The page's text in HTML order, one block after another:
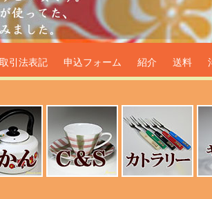
器生活雑貨通販＠
引法表記 申込フォーム 紹介 送料